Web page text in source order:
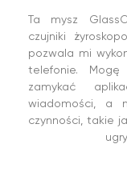
Ta mysz
czujniki
pozwala mi
telefonie. Mogę
zamykać
wiadomości, a
czynności, takie